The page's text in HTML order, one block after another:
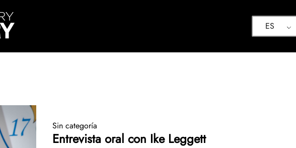
ES
Sin categoría
Entrevista oral con Ike Leggett